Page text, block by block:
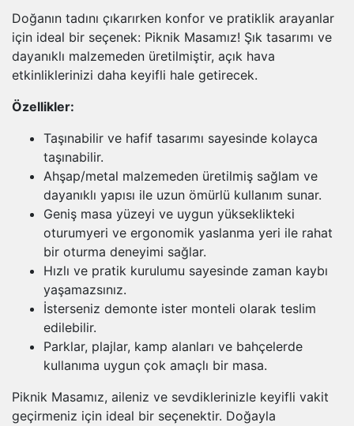
Doğanın tadını çıkarırken konfor ve pratiklik arayanlar
için ideal bir seçenek: Piknik Masamız! Şık tasarımı ve
dayanıklı malzemeden üretilmiştir, açık hava
etkinliklerinizi daha keyifli hale getirecek.
Özellikler:
Taşınabilir ve hafif tasarımı sayesinde kolayca
taşınabilir.
Ahşap/metal malzemeden üretilmiş sağlam ve
dayanıklı yapısı ile uzun ömürlü kullanım sunar.
Geniş masa yüzeyi ve uygun yükseklikteki
oturumyeri ve ergonomik yaslanma yeri ile rahat
bir oturma deneyimi sağlar.
Hızlı ve pratik kurulumu sayesinde zaman kaybı
yaşamazsınız.
İsterseniz demonte ister monteli olarak teslim
edilebilir.
Parklar, plajlar, kamp alanları ve bahçelerde
kullanıma uygun çok amaçlı bir masa.
Piknik Masamız, aileniz ve sevdiklerinizle keyifli vakit
geçirmeniz için ideal bir seçenektir. Doğayla